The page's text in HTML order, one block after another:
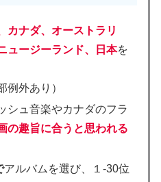
カナダ、オーストラリ
ュージーランド、日本を
例外あり）
シュ音楽やカナダのフラ
の趣旨に合うと思われる
アルバムを選び、１-30位